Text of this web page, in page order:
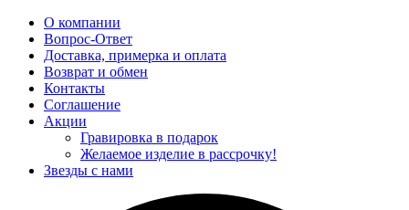
О компании
Вопрос-Ответ
Доставка, примерка и оплата
Возврат и обмен
Контакты
Соглашение
Акции
Гравировка в подарок
Желаемое изделие в рассрочку!
Звезды с нами